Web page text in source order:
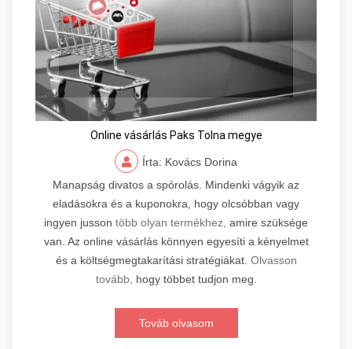
Online vásárlás Paks Tolna megye
Írta: Kovács Dorina
Manapság divatos a spórolás. Mindenki vágyik az
eladásokra és a kuponokra, hogy olcsóbban vagy
ingyen jusson több olyan termékhez, amire szüksége
van. Az online vásárlás könnyen egyesíti a kényelmet
és a költségmegtakarítási stratégiákat. Olvasson
tovább, hogy többet tudjon meg.
Továb olvasom